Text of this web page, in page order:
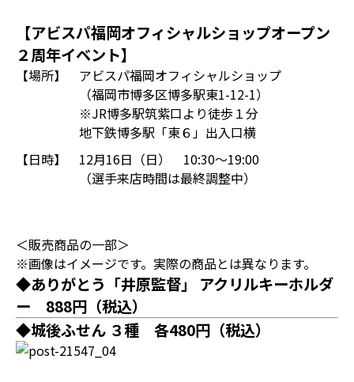
【アビスパ福岡オフィシャルショップオープン
２周年イベント】
【場所】
アビスパ福岡オフィシャルショップ
（福岡市博多区博多駅東1-12-1）
※JR博多駅筑紫口より徒歩１分
地下鉄博多駅「東６」出入口横
【日時】
12月16日（日） 10:30～19:00
（選手来店時間は最終調整中）
＜販売商品の一部＞
※画像はイメージです。実際の商品とは異なります。
◆ありがとう「井原監督」 アクリルキーホルダ
ー 888円（税込）
◆城後ふせん ３種 各480円（税込）